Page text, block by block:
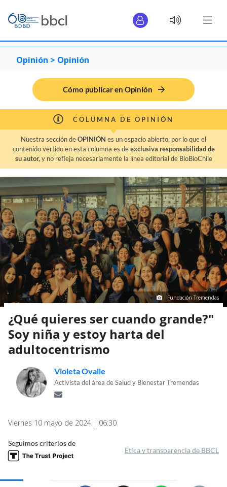
Opinión > Opinión
Cómo publicar en Opinión
COLUMNA DE OPINIÓN
Nuestra sección deOPINIÓN es un espacio abierto, por lo que el
contenido vertido en esta columna es deexclusiva responsabilidad de
su autor,y no refleja necesariamente la línea editorial de BioBioChile
Fundación Tremendas
¿Qué quieres ser cuando grande?"
Soy niña y estoy harta del
adultocentrismo
Violeta Ovalle
Activista del área de Salud y Bienestar Tremendas
Viernes 10 mayo de 2024 | 06:30
Seguimos criterios de
Ética y transparencia de BBCL